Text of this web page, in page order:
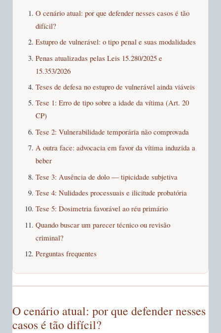
O cenário atual: por que defender nesses casos é tão
difícil?
Estupro de vulnerável: o tipo penal e suas modalidades
Penas atualizadas pelas Leis 15.280/2025 e
15.353/2026
Teses de defesa no estupro de vulnerável ainda viáveis
Tese 1: Erro de tipo sobre a idade da vítima (Art. 20
CP)
Tese 2: Vulnerabilidade temporária não comprovada
A outra face: advocacia em favor da vítima induzida a
beber
Tese 3: Ausência de dolo — tipicidade subjetiva
Tese 4: Nulidades processuais e ilicitude probatória
Tese 5: Dosimetria favorável ao réu primário
Quando buscar um parecer técnico ou revisão
criminal?
Perguntas frequentes
O cenário atual: por que defender nesses
casos é tão difícil?